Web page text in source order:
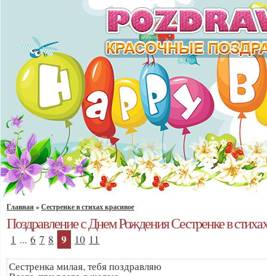
Главная »Сестренке в стихах красивое
Поздравление с Днем Рождения Сестренке в
1 ... 6 7 8 9 10 11
Сестренка милая, тебя поздравляю